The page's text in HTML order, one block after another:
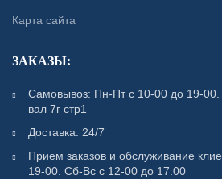
Карта сайта
ЗАКАЗЫ:
Самовывоз: Пн-Пт с 10-00 до 19-
вал 7г стр1
Доставка: 24/7
Прием заказов и обслуживание
19-00. Сб-Вс с 12-00 до 17.00